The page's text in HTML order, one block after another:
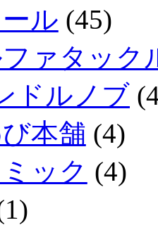
ル (45)
ァタック
ドルノブ
本舗 (4)
ック (4)